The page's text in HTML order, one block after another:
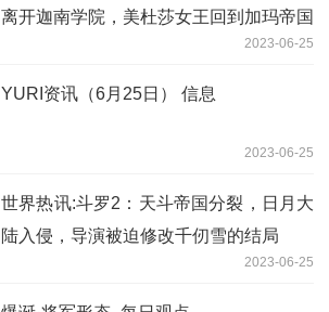
离开迦南学院，美杜莎女王回到加玛帝国
2023-06-25
YURI资讯（6月25日） 信息
2023-06-25
世界热讯:斗罗2：天斗帝国分裂，日月大
陆入侵，导演被迫修改千仞雪的结局
2023-06-25